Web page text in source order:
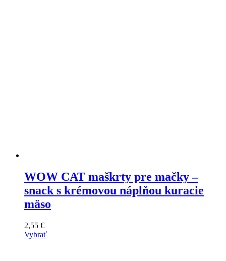
WOW CAT maškrty pre mačky –
snack s krémovou náplňou kuracie
mäso
2,55 €
Vybrať